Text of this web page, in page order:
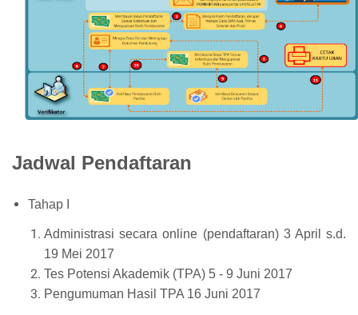
Jadwal Pendaftaran
Tahap I
Administrasi secara online (pendaftaran) 3 April s.d.
19 Mei 2017
Tes Potensi Akademik (TPA) 5 - 9 Juni 2017
Pengumuman Hasil TPA 16 Juni 2017